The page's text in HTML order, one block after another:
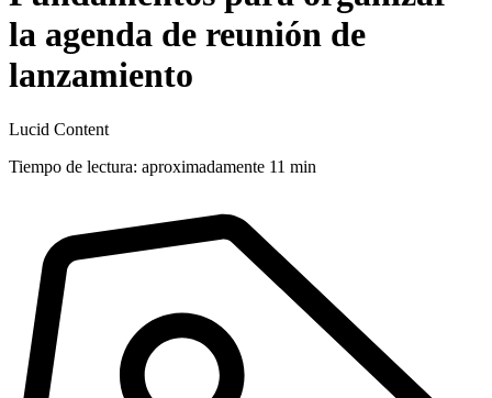
la agenda de reunión de
lanzamiento
Lucid Content
Tiempo de lectura: aproximadamente 11 min